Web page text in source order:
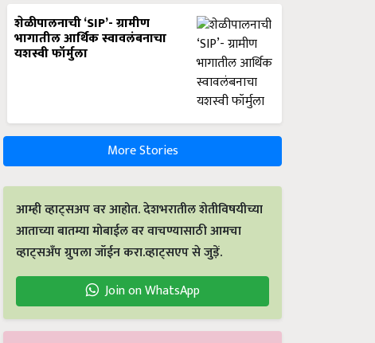
शेळीपालनाची ‘SIP’- ग्रामीण
भागातील आर्थिक स्वावलंबनाचा
यशस्वी फॉर्मुला
More Stories
आम्ही व्हाट्सअप वर आहोत. देशभरातील शेतीविषयीच्या
आताच्या बातम्या मोबाईल वर वाचण्यासाठी आमचा
व्हाट्सअँप ग्रुपला जॉईन करा.व्हाट्सएप से जुड़ें.
Join on WhatsApp